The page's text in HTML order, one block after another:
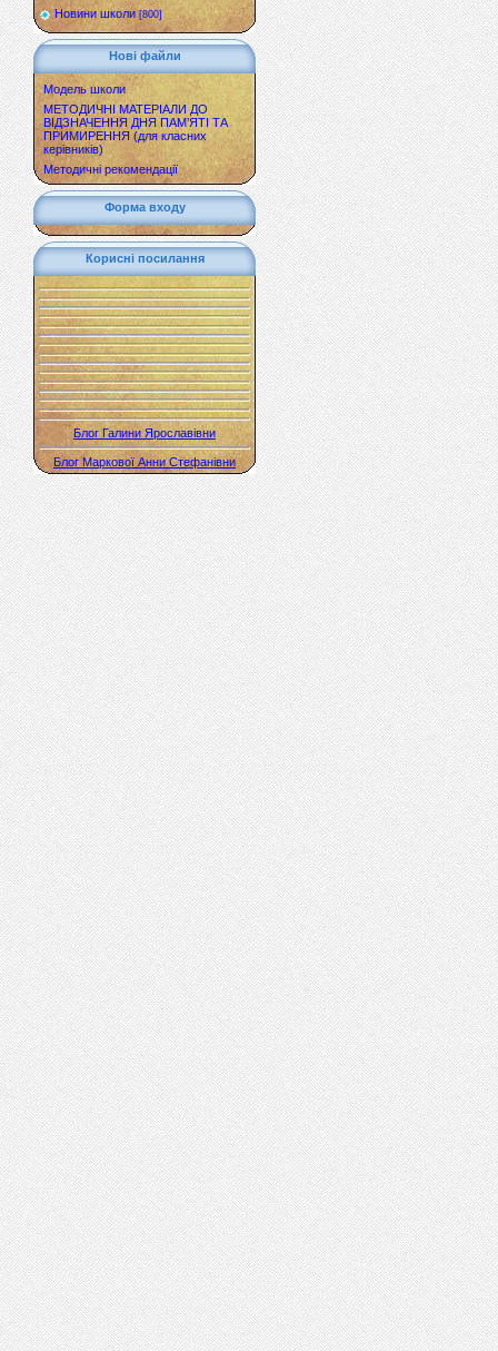
Новини школи [800]
Нові файли
Модель школи
МЕТОДИЧНІ МАТЕРІАЛИ ДО
ВІДЗНАЧЕННЯ ДНЯ ПАМ’ЯТІ ТА
ПРИМИРЕННЯ (для класних
керівників)
Методичні рекомендації
Форма входу
Корисні посилання
Блог Галини Ярославівни
Блог Маркової Анни Стефанівни